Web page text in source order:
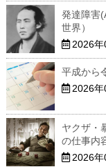
発達障害
世界）
2026年
平成から
2026年
ヤクザ・
の仕事内
2026年